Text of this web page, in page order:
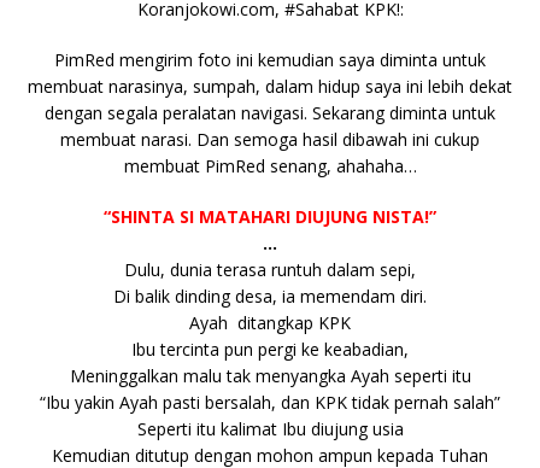
o
o
k
p
p
n
k
g
e
r
Koranjokowi.com, #Sahabat KPK!:
PimRed mengirim foto ini kemudian saya diminta untuk
membuat narasinya, sumpah, dalam hidup saya ini lebih dekat
dengan segala peralatan navigasi. Sekarang diminta untuk
membuat narasi. Dan semoga hasil dibawah ini cukup
membuat PimRed senang, ahahaha…
“SHINTA SI MATAHARI DIUJUNG NISTA!”
…
Dulu, dunia terasa runtuh dalam sepi,
Di balik dinding desa, ia memendam diri.
Ayah ditangkap KPK
Ibu tercinta pun pergi ke keabadian,
Meninggalkan malu tak menyangka Ayah seperti itu
“Ibu yakin Ayah pasti bersalah, dan KPK tidak pernah salah”
Seperti itu kalimat Ibu diujung usia
Kemudian ditutup dengan mohon ampun kepada Tuhan